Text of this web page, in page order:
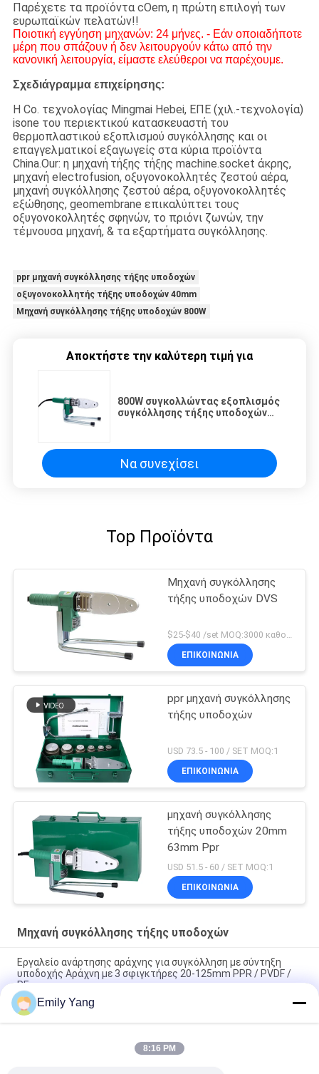
Παρέχετε τα προϊόντα cOem, η πρώτη επιλογή των
ευρωπαϊκών πελατών!!
Ποιοτική εγγύηση μηχανών: 24 μήνες. - Εάν οποιαδήποτε
μέρη που σπάζουν ή δεν λειτουργούν κάτω από την
κανονική λειτουργία, είμαστε ελεύθεροι να παρέχουμε.
Σχεδιάγραμμα επιχείρησης:
Η Co. τεχνολογίας Mingmai Hebei, ΕΠΕ (χιλ.-τεχνολογία)
isone του περιεκτικού κατασκευαστή του
θερμοπλαστικού εξοπλισμού συγκόλλησης και οι
επαγγελματικοί εξαγωγείς στα κύρια προϊόντα
China.Our: η μηχανή τήξης τήξης machine.socket άκρης,
μηχανή electrofusion, οξυγονοκολλητές ζεστού αέρα,
μηχανή συγκόλλησης ζεστού αέρα, οξυγονοκολλητές
εξώθησης, geomembrane επικαλύπτει τους
οξυγονοκολλητές σφηνών, το πριόνι ζωνών, την
τέμνουσα μηχανή, & τα εξαρτήματα συγκόλλησης.
ppr μηχανή συγκόλλησης τήξης υποδοχών
οξυγονοκολλητής τήξης υποδοχών 40mm
Μηχανή συγκόλλησης τήξης υποδοχών 800W
Αποκτήστε την καλύτερη τιμή για
800W συγκολλώντας εξοπλισμός
συγκόλλησης τήξης υποδοχών
Να συνεχίσει
Top Προϊόντα
Μηχανή συγκόλλησης
τήξης υποδοχών DVS
$25-$40 /set MOQ:3000 καθορισμένο Discussible
ΕΠΙΚΟΙΝΩΝΙΑ
ppr μηχανή συγκόλλησης
τήξης υποδοχών
USD 73.5 - 100 / SET MOQ:1
ΕΠΙΚΟΙΝΩΝΙΑ
μηχανή συγκόλλησης
τήξης υποδοχών 20mm
63mm Ppr
USD 51.5 - 60 / SET MOQ:1
ΕΠΙΚΟΙΝΩΝΙΑ
Μηχανή συγκόλλησης τήξης υποδοχών
Εργαλείο ανάρτησης αράχνης για συγκόλληση με σύντηξη
υποδοχής Αράχνη με 3 σφιγκτήρες 20-125mm PPR / PVDF /
PE
Εργαλείο ανάρτησης για σωλήνες PPR / PVDF / PE Spider 20-
125mm για συγκόλληση με θερμοϋδραυλική σύνδεση
Εργαλείο ανάρτησης 20-63mm PPR PVDF PE SST-63 για
Emily Yang
8:16 PM